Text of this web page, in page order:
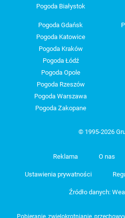
Pogoda Białystok
Pogoda Gdańsk
Pogoda Katowice
Pogoda Kraków
Pogoda Łódź
Pogoda Opole
Pogoda Rzeszów
Pogoda Warszawa
Pogoda Zakopane
© 1995-2026
Reklama O nas
Ustawienia prywatności
Źródło danych:
Pobieranie, zwielokrotnianie,